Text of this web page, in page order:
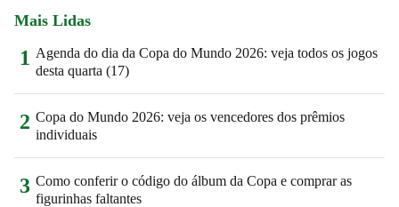
Mais Lidas
1 Agenda do dia da Copa do Mundo 2026: veja todos os jogos
desta quarta (17)
2 Copa do Mundo 2026: veja os vencedores dos prêmios
individuais
3 Como conferir o código do álbum da Copa e comprar as
figurinhas faltantes